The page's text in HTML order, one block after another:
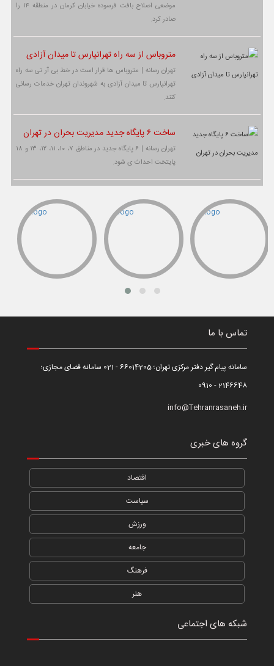
موضعی اصلاح بافت فرسوده خیابان کرمان در منطقه ۱۴ را
صادر کرد.
متروباس از سه راه تهرانپارس تا میدان آزادی
تهران رسانه | متروباس ها قرار است در خط بی آر تی سه راه
تهرانپارس تا میدان آزادی به شهروندان تهران خدمات رسانی
کنند.
ساخت ۶ پایگاه جدید مدیریت بحران در تهران
تهران رسانه | ۶ پایگاه جدید در مناطق ۷، ۱۰، ۱۱، ۱۲، ۱۳ و ۱۸
پایتخت احداث ی شود.
تماس با ما
سامانه پیام گیر دفتر مرکزی تهران؛ 66014205 - 021 سامانه فضای مجازی؛
2146648 - 0910
info@Tehranrasaneh.ir
گروه های خبری
اقتصاد
سیاست
ورزش
جامعه
فرهنگ
هنر
شبکه های اجتماعی